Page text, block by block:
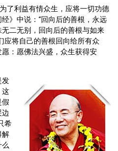
了利益有情众生，应将一切功德
》中说：“回向后的善根，永远
二无别，回向后的善根与如来
应将自己的善根回向给所有众
：愿佛法兴盛，众生获得安
发
这
假
希
解
么